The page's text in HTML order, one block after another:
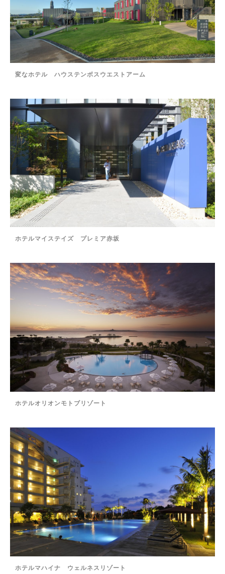
変なホテル ハウステンボスウエストアーム
ホテルマイステイズ プレミア赤坂
ホテルオリオンモトブリゾート
ホテルマハイナ ウェルネスリゾート